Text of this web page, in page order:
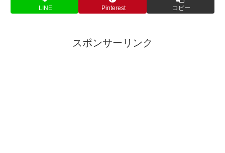
LINE Pinterest コピー
スポンサーリンク